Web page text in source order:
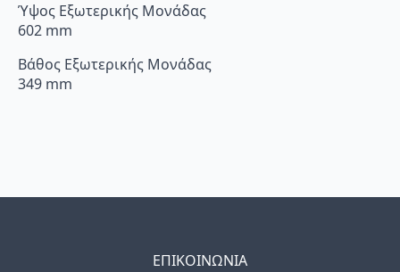
Ύψος Εξωτερικής Μονάδας
602 mm
Βάθος Εξωτερικής Μονάδας
349 mm
ΕΠΙΚΟΙΝΩΝΙΑ